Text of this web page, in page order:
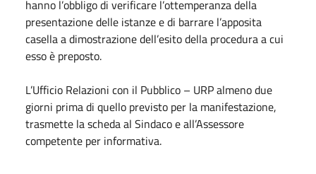
hanno l’obbligo di verificare l’ottemperanza della
presentazione delle istanze e di barrare l’apposita
casella a dimostrazione dell’esito della procedura a cui
esso è preposto.
L’Ufficio Relazioni con il Pubblico – URP almeno due
giorni prima di quello previsto per la manifestazione,
trasmette la scheda al Sindaco e all’Assessore
competente per informativa.